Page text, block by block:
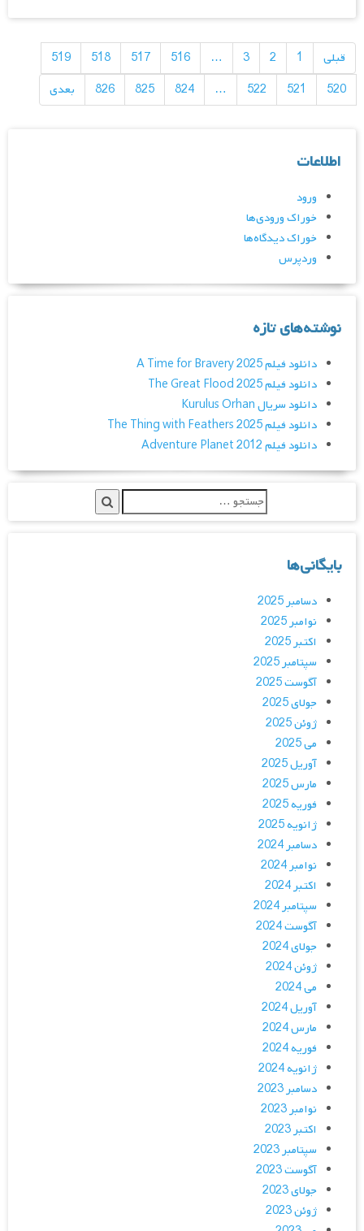
راهبری
نوشته‌ها
قبلی 1
2
3
…
516
517
518
519
520
521
522
…
824
825
826 بعدی
اطلاعات
ورود
خوراک ورودی‌ها
خوراک دیدگاه‌ها
وردپرس
نوشته‌های تازه
دانلود فیلم A Time for Bravery 2025
دانلود فیلم The Great Flood 2025
دانلود سریال Kurulus Orhan
دانلود فیلم The Thing with Feathers 2025
دانلود فیلم Adventure Planet 2012
بایگانی‌ها
دسامبر 2025
نوامبر 2025
اکتبر 2025
سپتامبر 2025
آگوست 2025
جولای 2025
ژوئن 2025
می 2025
آوریل 2025
مارس 2025
فوریه 2025
ژانویه 2025
دسامبر 2024
نوامبر 2024
اکتبر 2024
سپتامبر 2024
آگوست 2024
جولای 2024
ژوئن 2024
می 2024
آوریل 2024
مارس 2024
فوریه 2024
ژانویه 2024
دسامبر 2023
نوامبر 2023
اکتبر 2023
سپتامبر 2023
آگوست 2023
جولای 2023
ژوئن 2023